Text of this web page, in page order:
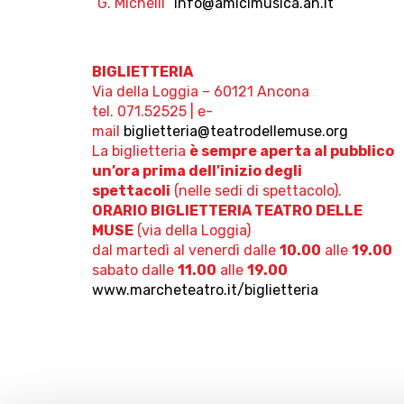
BIGLIETTERIA
Via della Loggia – 60121 Ancona
tel. 071.52525 | e-
mail biglietteria@teatrodellemuse.org
La biglietteria è sempre aperta al pubblico
un’ora prima dell’inizio degli
spettacoli (nelle sedi di spettacolo).
ORARIO BIGLIETTERIA TEATRO DELLE
MUSE (via della Loggia)
dal martedì al venerdì dalle 10.00 alle 19.00
sabato dalle 11.00 alle 19.00
www.marcheteatro.it/biglietteria